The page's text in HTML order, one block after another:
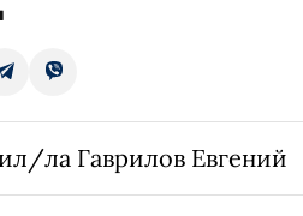
ла Гаврилов Евгений